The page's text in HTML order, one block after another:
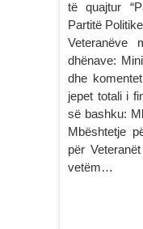
të quajtur
Partitë
dhënave:
dhe
jepet totali i
së bashku:
Mbështetje
për
vetëm…